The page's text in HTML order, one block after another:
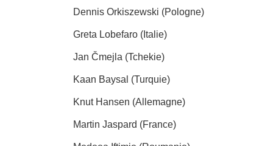
Dennis Orkiszewski (Pologne)
Greta Lobefaro (Italie)
Jan Čmejla (Tchekie)
Kaan Baysal (Turquie)
Knut Hansen (Allemagne)
Martin Jaspard (France)